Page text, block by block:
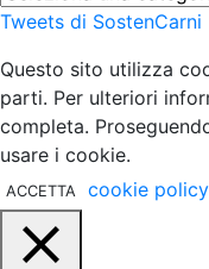
LE
Tweets di SostenCarni
Questo sito utilizza
parti. Per ulteriori
completa.
usare i cookie.
ACCETTA cookie policy